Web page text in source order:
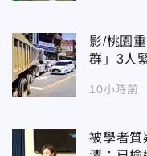
影/桃園
群」3人
10小時前
被學者